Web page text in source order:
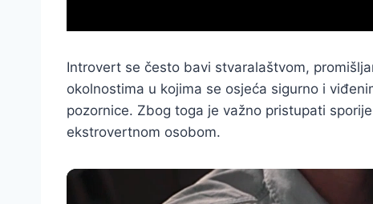
Introvert se često bavi stvaralaštvom,
okolnostima u kojima se osjeća sigurno i
pozornice. Zbog toga je važno pristupati
ekstrovertnom osobom.